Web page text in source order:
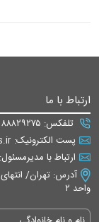
ارتباط با ما
تلفکس: ۸۸۸۲۹۲۷۵ / همراه: ۰۹۳۷۰۷۴۸۵۵۰
پست الکترونیک: info@iusnews.ir یا eiusnews@gmail.com
ارتباط با
واحد ۲